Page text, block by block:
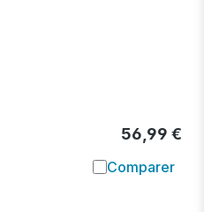
56,99 €
Comparer
Ajouter à